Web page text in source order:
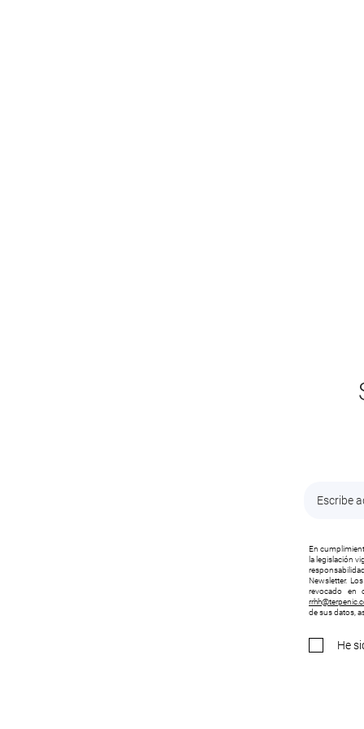
En
la legislación
Newsletter.
revocado en
de sus datos,
He